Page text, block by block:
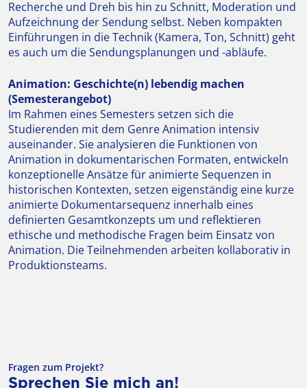
Recherche und Dreh bis hin zu Schnitt, Moderation und
Aufzeichnung der Sendung selbst. Neben kompakten
Einführungen in die Technik (Kamera, Ton, Schnitt) geht
es auch um die Sendungsplanungen und -abläufe.
Animation: Geschichte(n) lebendig machen
(Semesterangebot)
Im Rahmen eines Semesters setzen sich die
Studierenden mit dem Genre Animation intensiv
auseinander. Sie analysieren die Funktionen von
Animation in dokumentarischen Formaten, entwickeln
konzeptionelle Ansätze für animierte Sequenzen in
historischen Kontexten, setzen eigenständig eine kurze
animierte Dokumentarsequenz innerhalb eines
definierten Gesamtkonzepts um und reflektieren
ethische und methodische Fragen beim Einsatz von
Animation. Die Teilnehmenden arbeiten kollaborativ in
Produktionsteams.
Fragen zum Projekt?
Sprechen Sie mich an!